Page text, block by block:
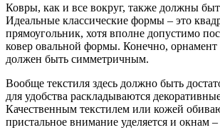
Ковры, как и все вокруг, также должны
Идеальные классические формы – это
прямоугольник, хотя вполне допустимо
ковер овальной формы. Конечно, орнамент
должен быть симметричным.
Вообще текстиля здесь должно быть
для удобства раскладываются
Качественным текстилем или кожей
пристальное внимание уделяется и окнам